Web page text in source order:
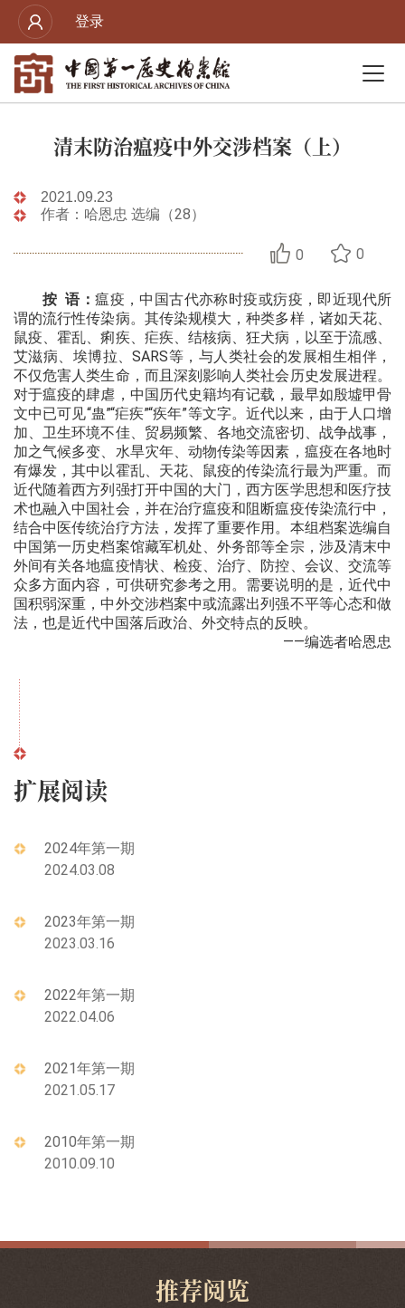
登录
清末防治瘟疫中外交涉档案（上）
2021.09.23
作者：哈恩忠 选编（28）
0 0
按 语：瘟疫，中国古代亦称时疫或疠疫，即近现代所
谓的流行性传染病。其传染规模大，种类多样，诸如天花、
鼠疫、霍乱、痢疾、疟疾、结核病、狂犬病，以至于流感、
艾滋病、埃博拉、SARS等，与人类社会的发展相生相伴，
不仅危害人类生命，而且深刻影响人类社会历史发展进程。
对于瘟疫的肆虐，中国历代史籍均有记载，最早如殷墟甲骨
文中已可见“蛊”“疟疾”“疾年”等文字。近代以来，由于人口增
加、卫生环境不佳、贸易频繁、各地交流密切、战争战事，
加之气候多变、水旱灾年、动物传染等因素，瘟疫在各地时
有爆发，其中以霍乱、天花、鼠疫的传染流行最为严重。而
近代随着西方列强打开中国的大门，西方医学思想和医疗技
术也融入中国社会，并在治疗瘟疫和阻断瘟疫传染流行中，
结合中医传统治疗方法，发挥了重要作用。本组档案选编自
中国第一历史档案馆藏军机处、外务部等全宗，涉及清末中
外间有关各地瘟疫情状、检疫、治疗、防控、会议、交流等
众多方面内容，可供研究参考之用。需要说明的是，近代中
国积弱深重，中外交涉档案中或流露出列强不平等心态和做
法，也是近代中国落后政治、外交特点的反映。
——编选者哈恩忠
扩展阅读
2024年第一期
2024.03.08
2023年第一期
2023.03.16
2022年第一期
2022.04.06
2021年第一期
2021.05.17
2010年第一期
2010.09.10
推荐阅览